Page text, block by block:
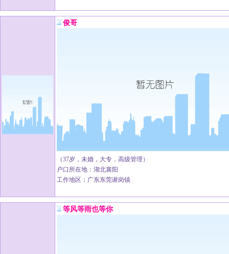
俊哥
（37岁，未婚，大专，高级管理）
户口所在地：湖北襄阳
工作地区：广东东莞谢岗镇
等风等雨也等你